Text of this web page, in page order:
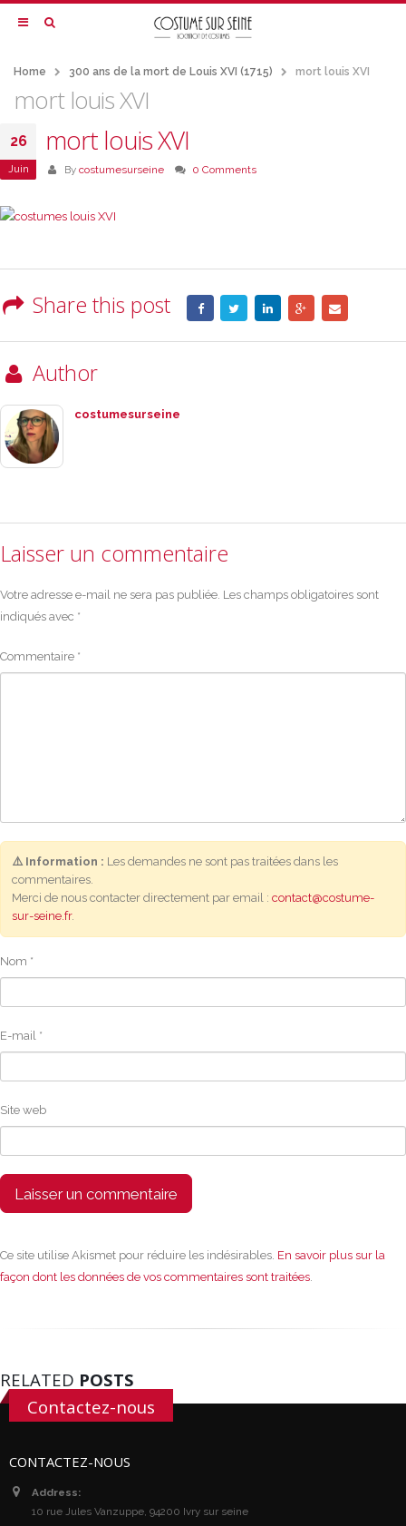
Home 300 ans de la mort de Louis XVI (1715) mort louis XVI
mort louis XVI
26
Juin
mort louis XVI
By costumesurseine 0 Comments
Share this post
Author
costumesurseine
Laisser un commentaire
Votre adresse e-mail ne sera pas publiée. Les champs obligatoires sont
indiqués avec *
Commentaire *
⚠️ Information : Les demandes ne sont pas traitées dans les
commentaires.
Merci de nous contacter directement par email : contact@costume-
sur-seine.fr.
Nom *
E-mail *
Site web
Ce site utilise Akismet pour réduire les indésirables. En savoir plus sur la
façon dont les données de vos commentaires sont traitées.
RELATED POSTS
Contactez-nous
CONTACTEZ-NOUS
Address:
10 rue Jules Vanzuppe, 94200 Ivry sur seine